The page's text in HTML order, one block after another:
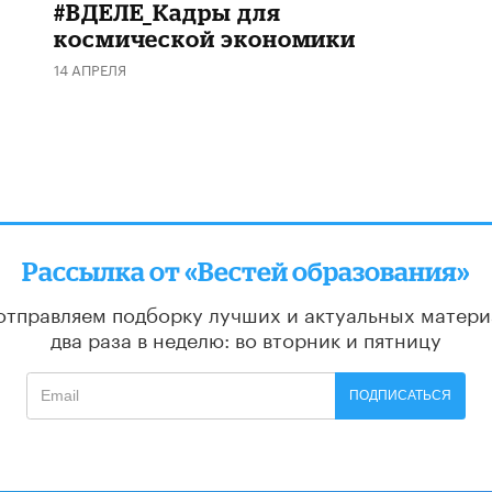
#ВДЕЛЕ_Кадры для
космической экономики
14 АПРЕЛЯ
Рассылка от «Вестей образования»
подборку лучших и актуальных
два раза в неделю: во вторник и пятницу
ПОДПИСАТЬСЯ